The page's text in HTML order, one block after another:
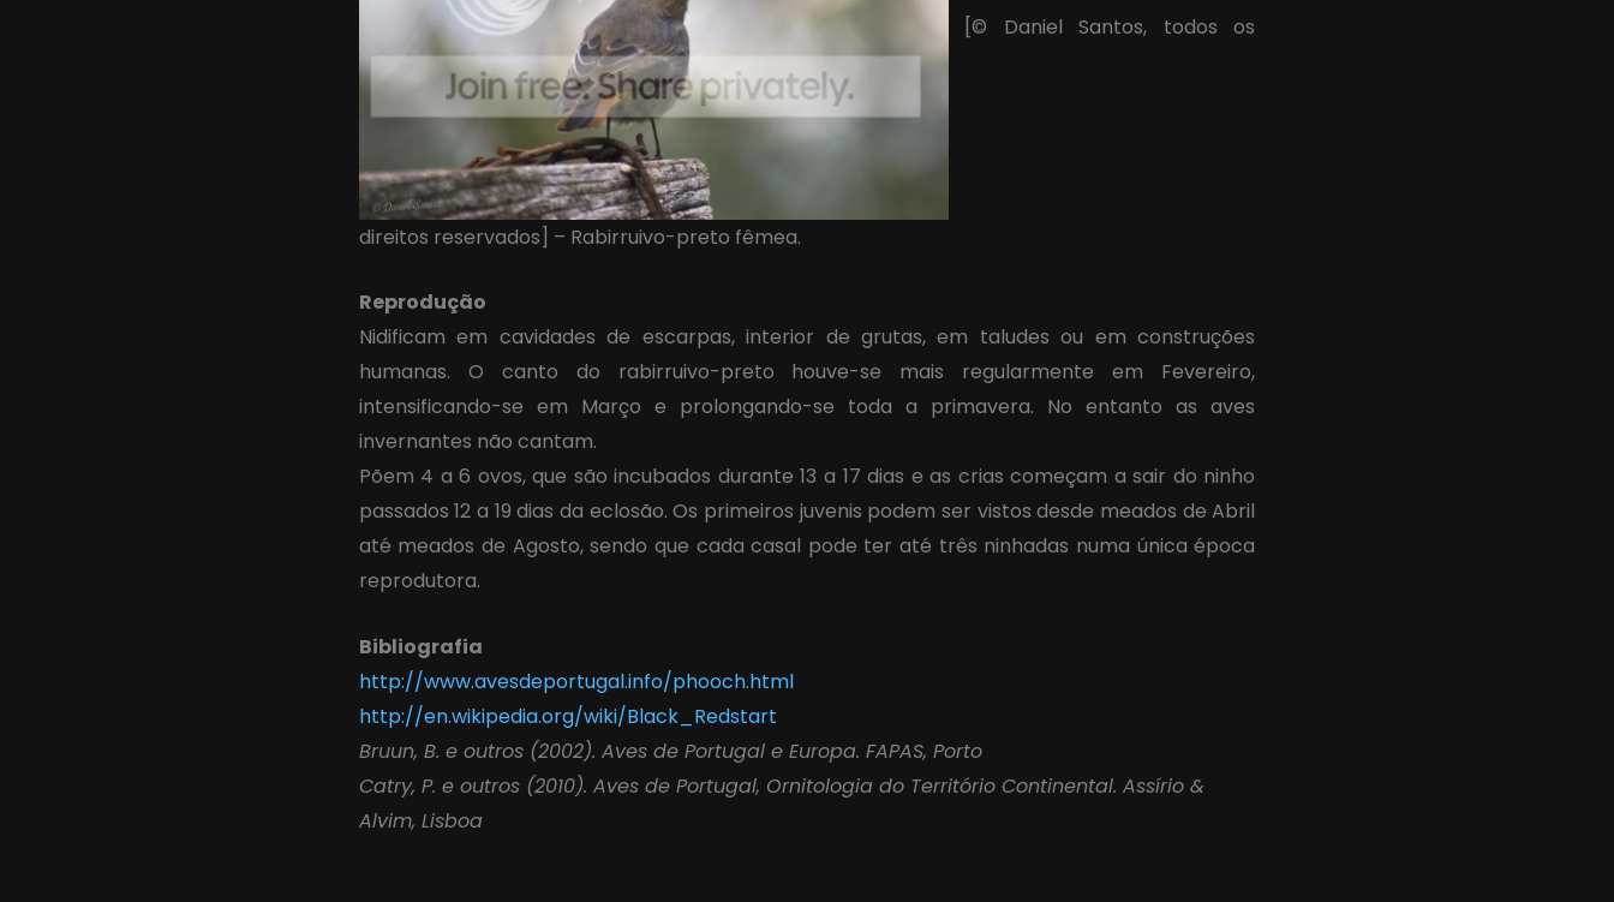
[© Daniel Santos, todos os
direitos reservados] – Rabirruivo-preto fêmea.
Reprodução
Nidificam em cavidades de escarpas, interior de grutas, em taludes ou em construções
humanas. O canto do rabirruivo-preto houve-se mais regularmente em Fevereiro,
intensificando-se em Março e prolongando-se toda a primavera. No entanto as aves
invernantes não cantam.
Põem 4 a 6 ovos, que são incubados durante 13 a 17 dias e as crias começam a sair do ninho
passados 12 a 19 dias da eclosão. Os primeiros juvenis podem ser vistos desde meados de Abril
até meados de Agosto, sendo que cada casal pode ter até três ninhadas numa única época
reprodutora.
Bibliografia
http://www.avesdeportugal.info/phooch.html
http://en.wikipedia.org/wiki/Black_Redstart
Bruun, B. e outros (2002). Aves de Portugal e Europa. FAPAS, Porto
Catry, P. e outros (2010). Aves de Portugal, Ornitologia do Território Continental. Assírio &
Alvim, Lisboa